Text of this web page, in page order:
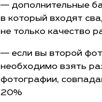
— дополнительные
в который входят
не только качество
— если вы второй
необходимо взять
фотографии,
20%